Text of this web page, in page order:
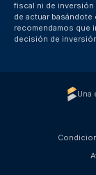
fiscal ni de inversión
de actuar
recomendamos que
decisión de
Una